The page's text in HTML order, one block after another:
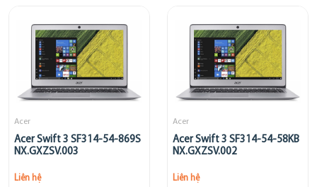
Acer
Acer Swift 3 SF314-54-869S
NX.GXZSV.003
Liên hệ
Acer
Acer Swift 3 SF314-54-58KB
NX.GXZSV.002
Liên hệ